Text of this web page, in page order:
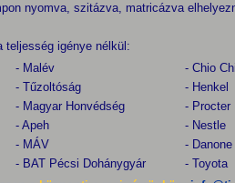
nyomva, szitázva, matricázva
teljesség igénye nélkül:
- Malév
- Tűzoltóság
- Magyar Honvédség
- Apeh
- MÁV
- BAT Pécsi Dohánygyár
- Chio
- Henkel
-
- Nestle
- Danone
- Toyota